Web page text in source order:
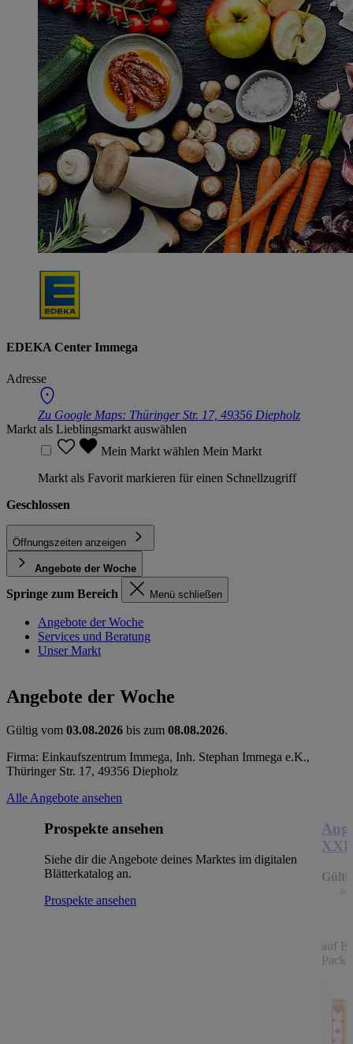
EDEKA Center Immega
Adresse
Zu Google Maps: Thüringer Str. 17, 49356 Diepholz
Markt als Lieblingsmarkt auswählen
Mein Markt wählen Mein Markt
Markt als Favorit markieren für einen Schnellzugriff
Geschlossen
Öffnungszeiten anzeigen
Angebote der Woche
Springe zum Bereich Menü schließen
Angebote der Woche
Services und Beratung
Unser Markt
Angebote der Woche
Gültig vom 03.08.2026 bis zum 08.08.2026.
Firma: Einkaufszentrum Immega, Inh. Stephan Immega e.K.,
Thüringer Str. 17, 49356 Diepholz
Alle Angebote ansehen
Prospekte ansehen
Siehe dir die Angebote deines Marktes im digitalen
Blätterkatalog an.
Prospekte ansehen
XXL
auf